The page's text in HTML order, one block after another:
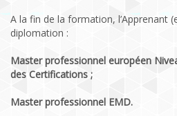
A la fin de la formation, l’Apprenant
diplomation :
Master professionnel européen
des Certifications ;
Master professionnel EMD.